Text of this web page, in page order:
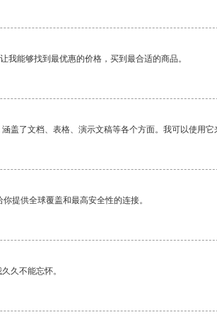
我能够找到最优惠的价格，买到最合适的商品。
盖了文档、表格、演示文稿等各个方面。我可以使用它
提供全球覆盖和最高安全性的连接。
久不能忘怀。